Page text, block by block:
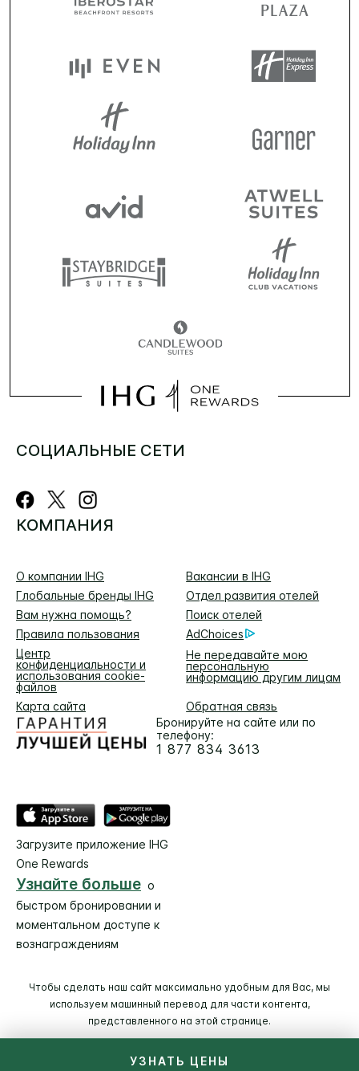
УЗНАТЬ ЦЕНЫ
СОЦИАЛЬНЫЕ СЕТИ
КОМПАНИЯ
О компании IHG
Вакансии в IHG
Глобальные бренды IHG
Отдел развития отелей
Вам нужна помощь?
Поиск отелей
Правила пользования
AdChoices
Центр
конфиденциальности и
использования cookie-
файлов
Не передавайте мою
персональную
информацию другим лицам
Карта сайта
Обратная связь
Бронируйте на сайте или по
телефону:
1 877 834 3613
Загрузите приложение IHG
One Rewards
Узнайте больше о
быстром бронировании и
моментальном доступе к
вознаграждениям
Чтобы сделать наш сайт максимально удобным для Вас, мы
используем машинный перевод для части контента,
представленного на этой странице.
© 2026 IHG. Все права сохранены (зам. Защищены).